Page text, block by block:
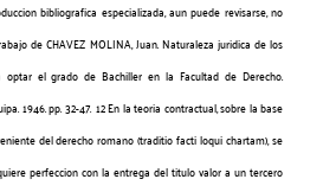
bibliografica especializada, aun puede revisarse, no
de CHAVEZ MOLINA, Juan. Naturaleza juridica de los
optar el grado de Bachiller en la Facultad de Derecho.
1946. pp. 32-47. 12 En la teoria contractual, sobre la base
del derecho romano (traditio facti loqui chartam), se
perfeccion con la entrega del titulo valor a un tercero